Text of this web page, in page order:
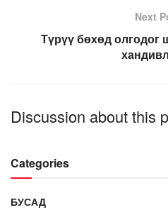
Next
Түрүү бөхөд
Discussion about this
Categories
БУСАД